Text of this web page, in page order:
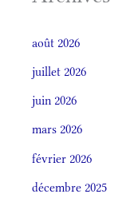
août 2026
juillet 2026
juin 2026
mars 2026
février 2026
décembre 2025